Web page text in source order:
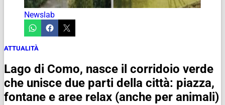
Newslab
ATTUALITÀ
Lago di Como, nasce il corridoio verde
che unisce due parti della città: piazza,
fontane e aree relax (anche per animali)